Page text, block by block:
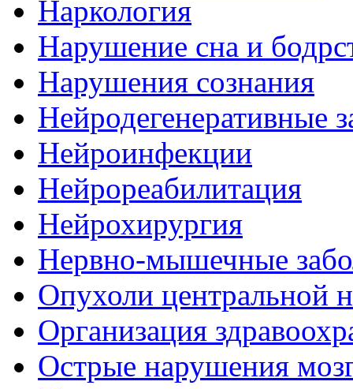
Наркология
Нарушение сна и
Нарушения сознания
Нейродегенеративные
Нейроинфекции
Нейрореабилитация
Нейрохирургия
Нервно-мышечные
Опухоли центральной
Организация
Острые нарушения